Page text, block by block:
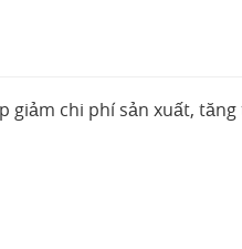
giảm chi phí sản xuất,